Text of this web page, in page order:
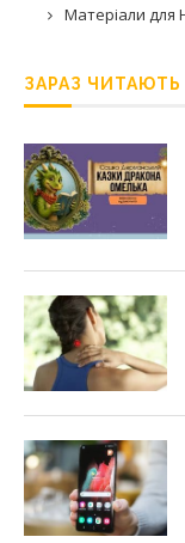
Матеріали для
ЗАРАЗ ЧИТАЮТЬ